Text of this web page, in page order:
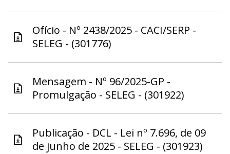
Ofício - Nº 2438/2025 - CACI/SERP -
SELEG - (301776)
Mensagem - Nº 96/2025-GP -
Promulgação - SELEG - (301922)
Publicação - DCL - Lei nº 7.696, de 09
de junho de 2025 - SELEG - (301923)